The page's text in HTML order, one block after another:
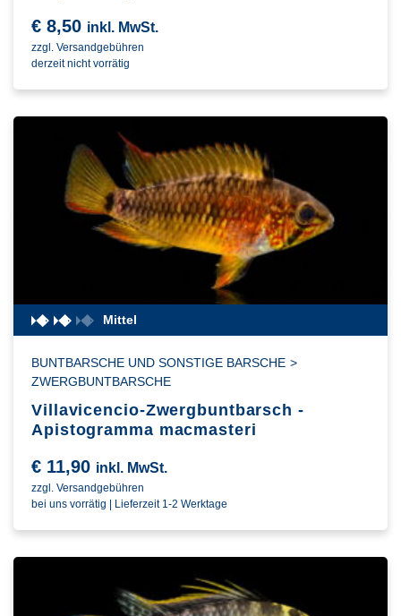
€ 8,50 inkl. MwSt.
zzgl. Versandgebühren
derzeit nicht vorrätig
Mittel
BUNTBARSCHE UND SONSTIGE BARSCHE >
ZWERGBUNTBARSCHE
Villavicencio-Zwergbuntbarsch -
Apistogramma macmasteri
€ 11,90 inkl. MwSt.
zzgl. Versandgebühren
bei uns vorrätig | Lieferzeit 1-2 Werktage